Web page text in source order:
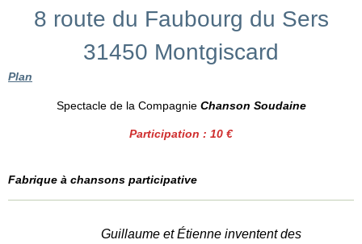
8 route du Faubourg du Sers
31450 Montgiscard
Plan
Spectacle de la Compagnie Chanson Soudaine
Participation : 10 €
Fabrique à chansons participative
Guillaume et Étienne inventent des